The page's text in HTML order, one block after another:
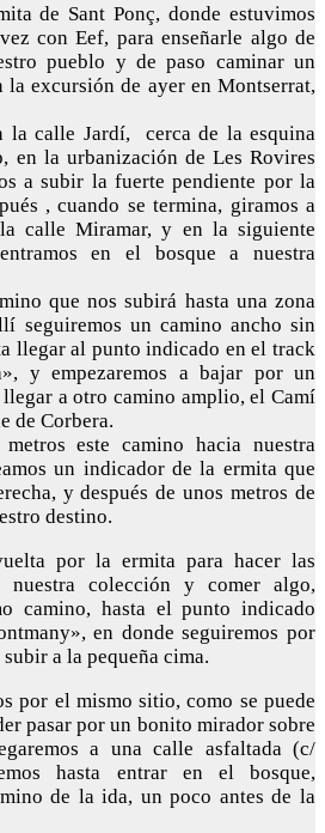
de Sant Ponç, donde estuvimos
con Eef, para enseñarle algo de
pueblo y de paso caminar un
la excursión de ayer en Montserrat,
la calle Jardí, cerca de la esquina
en la urbanización de Les Rovires
a subir la fuerte pendiente por la
, cuando se termina, giramos a
calle Miramar, y en la siguiente
en el bosque a nuestra
que nos subirá hasta una zona
seguiremos un camino ancho sin
llegar al punto indicado en el track
y empezaremos a bajar por un
llegar a otro camino amplio, el Camí
de Corbera.
este camino hacia nuestra
un indicador de la ermita que
y después de unos metros de
destino.
por la ermita para hacer las
nuestra colección y comer algo,
camino, hasta el punto indicado
en donde seguiremos por
a la pequeña cima.
por el mismo sitio, como se puede
pasar por un bonito mirador sobre
a una calle asfaltada (c/
hasta entrar en el bosque,
de la ida, un poco antes de la